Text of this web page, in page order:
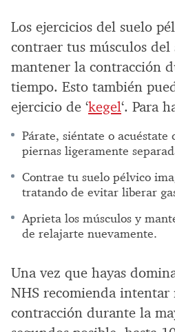
Los ejercicios del suelo
contraer tus músculos
mantener la contracción
tiempo. Esto también
ejercicio de ‘kegel‘. Para
Párate, siéntate o acuéstate
piernas ligeramente
Contrae tu suelo pélvico
tratando de evitar liberar
Aprieta los músculos y
de relajarte nuevamente.
Una vez que hayas
NHS recomienda intentar
contracción durante la